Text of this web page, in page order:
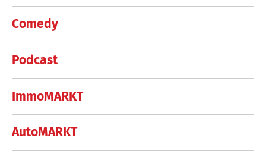
Comedy
Podcast
ImmoMARKT
AutoMARKT